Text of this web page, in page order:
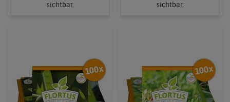
sichtbar. sichtbar.